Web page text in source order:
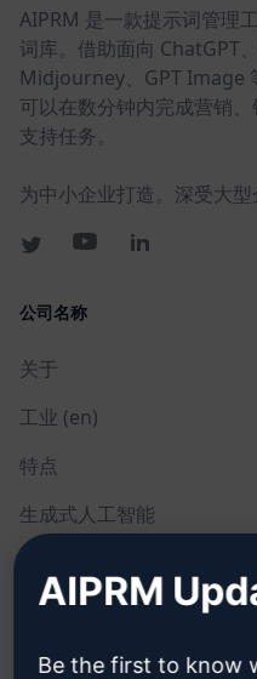
AIPRM 是一款提示词管理
词库。借助面向 ChatGPT
Midjourney、GPT Image
可以在数分钟内完成营销
支持任务。
为中小企业打造。深受大型
公司名称
关于
工业 (en)
特点
生成式人工智能
团队定价 (en)
Blog (en)
AIPRM
Be the first to know